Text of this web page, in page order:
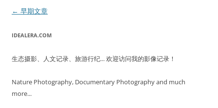
文
导
← 早期文章
IDEALERA.COM
生态摄影、人文记录、旅游行纪... 欢迎访问我的影像记录！
Nature Photography, Documentary Photography and much
more...